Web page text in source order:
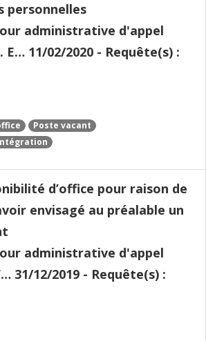
personnelles
administrative d'appel
E… 11/02/2020 - Requête(s) :
Poste vacant
d’office pour raison de
envisagé au préalable un
administrative d'appel
31/12/2019 - Requête(s) :